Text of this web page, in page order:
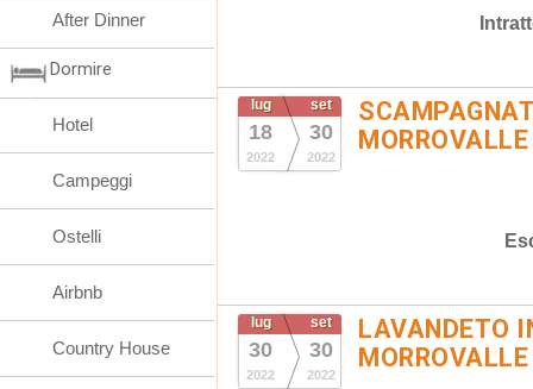
lug
18
2022
set
30
2022
MORROVALLE
lug
30
2022
set
30
2022
LAVANDETO
MORROVALLE
After Dinner
Dormire
Hotel
Campeggi
Ostelli
Airbnb
Country House